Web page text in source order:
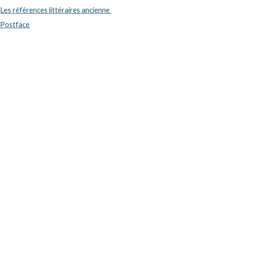
Les références littéraires ancienne
Postface